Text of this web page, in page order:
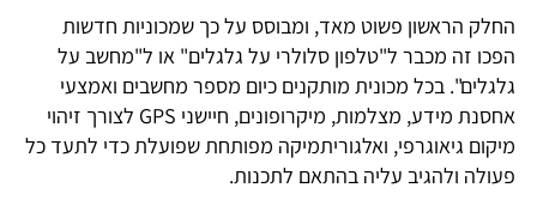
החלק הראשון פשוט מאד, ומבוסס על כך שמכוניות חדשות
הפכו זה מכבר ל"טלפון סלולרי על גלגלים" או ל"מחשב על
גלגלים". בכל מכונית מותקנים כיום מספר מחשבים ואמצעי
אחסנת מידע, מצלמות, מיקרופונים, חיישני GPS לצורך זיהוי
מיקום גיאוגרפי, ואלגוריתמיקה מפותחת שפועלת כדי לתעד כל
פעולה ולהגיב עליה בהתאם לתכנות.